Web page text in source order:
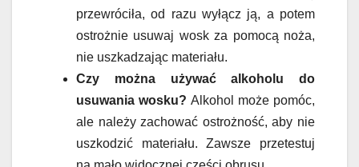
przewróciła, od razu wyłącz ją, a potem
ostrożnie usuwaj wosk za pomocą noża,
nie uszkadzając materiału.
Czy można używać alkoholu do
usuwania wosku? Alkohol może pomóc,
ale należy zachować ostrożność, aby nie
uszkodzić materiału. Zawsze przetestuj